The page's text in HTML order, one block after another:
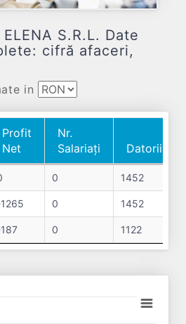
S.R.L. Date
cifră afaceri,
in
Profit
Net
Nr.
Salariați
Datorii
Net
Salariați
Datorii
0 1452
0 1452
0 1122